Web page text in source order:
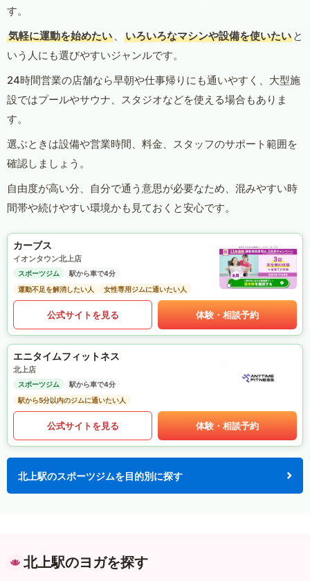
す。
気軽に運動を始めたい 、 いろいろなマシンや設備を使いたい と
いう人にも選びやすいジャンルです。
24時間営業の店舗なら早朝や仕事帰りにも通いやすく、大型施
設ではプールやサウナ、スタジオなどを使える場合もありま
す。
選ぶときは設備や営業時間、料金、スタッフのサポート範囲を
確認しましょう。
自由度が高い分、自分で通う意思が必要なため、混みやすい時
間帯や続けやすい環境かも見ておくと安心です。
カーブス
イオンタウン北上店
スポーツジム
駅から車で4分
運動不足を解消したい人
女性専用ジムに通いたい人
公式サイトを見る 体験・相談予約
エニタイムフィットネス
北上店
スポーツジム
駅から車で4分
駅から5分以内のジムに通いたい人
公式サイトを見る 体験・相談予約
北上駅のスポーツジムを目的別に探す
北上駅のヨガを探す